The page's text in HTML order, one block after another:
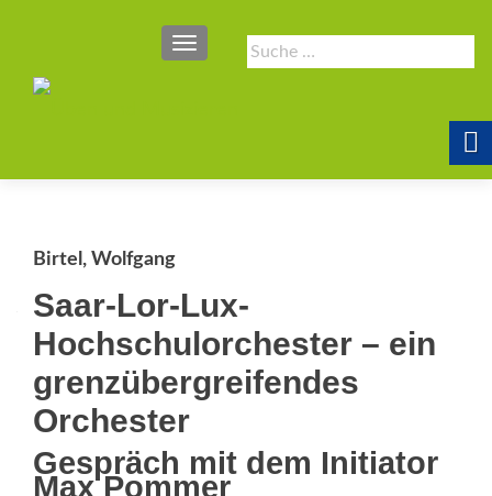
Suche
nach:
SCHALTE NAVIGATION
Birtel, Wolfgang
Saar-Lor-Lux-
Hochschulorchester – ein
grenzübergreifendes
Orchester
Gespräch mit dem Initiator
Max Pommer